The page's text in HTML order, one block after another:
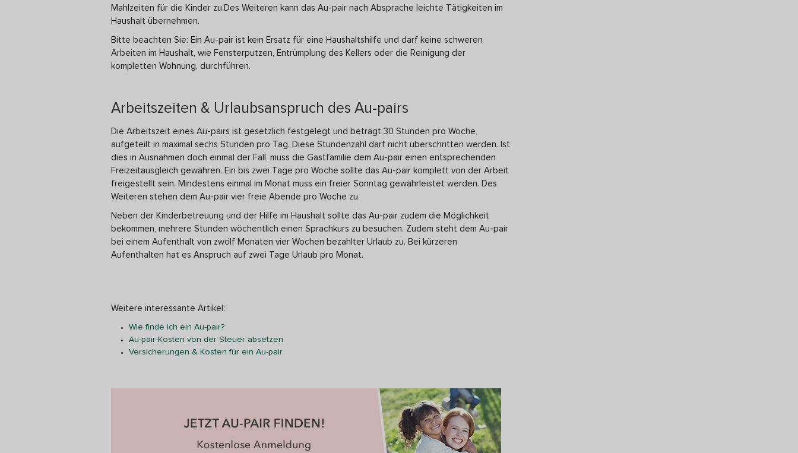
Mahlzeiten für die Kinder zu.Des Weiteren kann das Au-pair nach Absprache leichte Tätigkeiten im
Haushalt übernehmen.
Bitte beachten Sie: Ein Au-pair ist kein Ersatz für eine Haushaltshilfe und darf keine schweren
Arbeiten im Haushalt, wie Fensterputzen, Entrümplung des Kellers oder die Reinigung der
kompletten Wohnung, durchführen.
Arbeitszeiten & Urlaubsanspruch des Au-pairs
Die Arbeitszeit eines Au-pairs ist gesetzlich festgelegt und beträgt 30 Stunden pro Woche,
aufgeteilt in maximal sechs Stunden pro Tag. Diese Stundenzahl darf nicht überschritten werden. Ist
dies in Ausnahmen doch einmal der Fall, muss die Gastfamilie dem Au-pair einen entsprechenden
Freizeitausgleich gewähren. Ein bis zwei Tage pro Woche sollte das Au-pair komplett von der Arbeit
freigestellt sein. Mindestens einmal im Monat muss ein freier Sonntag gewährleistet werden. Des
Weiteren stehen dem Au-pair vier freie Abende pro Woche zu.
Neben der Kinderbetreuung und der Hilfe im Haushalt sollte das Au-pair zudem die Möglichkeit
bekommen, mehrere Stunden wöchentlich einen Sprachkurs zu besuchen. Zudem steht dem Au-pair
bei einem Aufenthalt von zwölf Monaten vier Wochen bezahlter Urlaub zu. Bei kürzeren
Aufenthalten hat es Anspruch auf zwei Tage Urlaub pro Monat.
Weitere interessante Artikel:
Wie finde ich ein Au-pair?
Au-pair-Kosten von der Steuer absetzen
Versicherungen & Kosten für ein Au-pair